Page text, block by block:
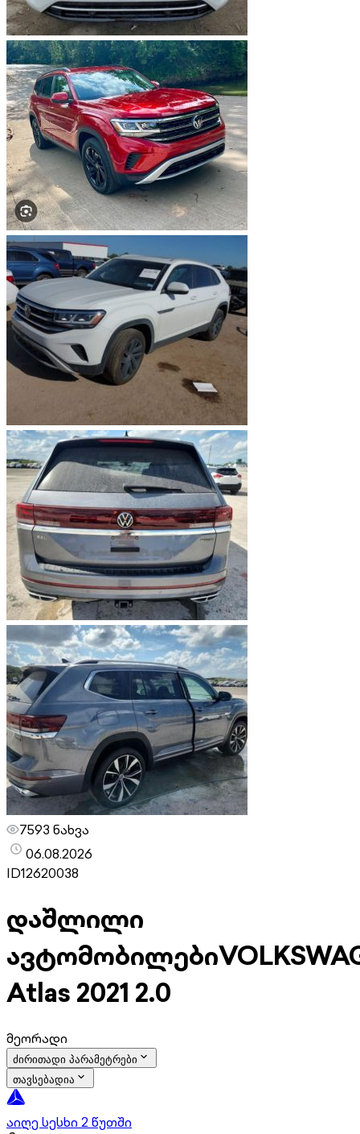
7593 ნახვა
06.08.2026
ID12620038
დაშლილი
ავტომობილები
Atlas 2021 2.0
მეორადი
ძირითადი პარამეტრები
თავსებადია
აიღე სესხი 2 წუთში